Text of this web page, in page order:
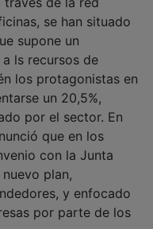
se han situado
supone un
ls recursos de
los protagonistas en
un 20,5%,
por el sector. En
que en los
con la Junta
plan,
y enfocado
por parte de los